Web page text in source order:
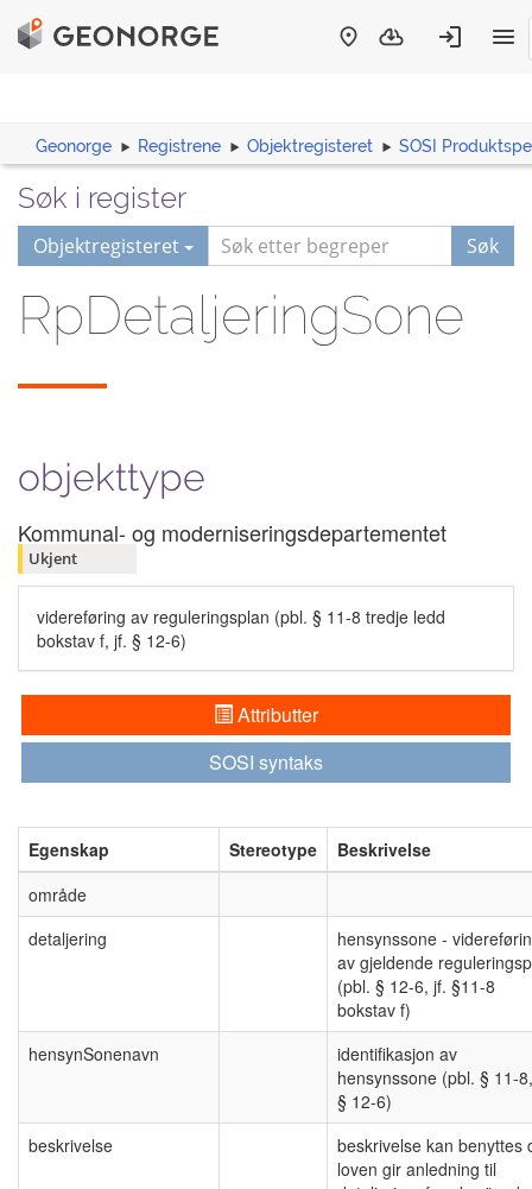
Geonorge Registrene Objektregisteret SOSI
Søk i register
Objektregisteret Søk
RpDetaljeringSone
objekttype
Kommunal- og moderniseringsdepartementet
Ukjent
videreføring av reguleringsplan (pbl. § 11-8 tredje ledd
bokstav f, jf. § 12-6)
Attributter
SOSI syntaks
Egenskap Stereotype
Beskrivelse
område
detaljering
hensynssone -
av gjeldende
(pbl. § 12-6, jf. §11-8
bokstav f)
hensynSonenavn
identifikasjon av
hensynssone (pbl. § 11-
§ 12-6)
beskrivelse
beskrivelse kan benyttes
loven gir anledning til